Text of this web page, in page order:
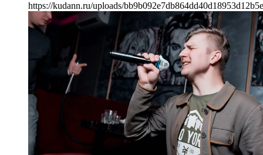
https://kudann.ru/uploads/